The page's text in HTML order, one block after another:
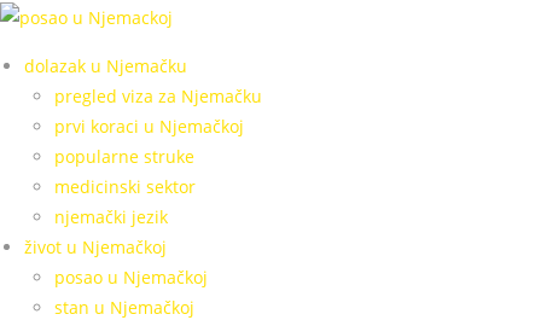
Skip
content
dolazak u Njemačku
pregled viza za Njemačku
prvi koraci u Njemačkoj
popularne struke
medicinski sektor
njemački jezik
život u Njemačkoj
posao u Njemačkoj
stan u Njemačkoj